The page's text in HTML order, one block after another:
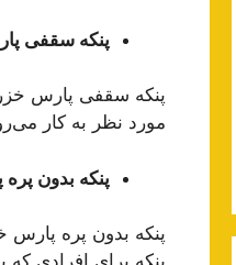
پنکه سقفی
پنکه سقفی پارس
مورد نظر به کار
پنکه بدون
پنکه بدون پره پارس